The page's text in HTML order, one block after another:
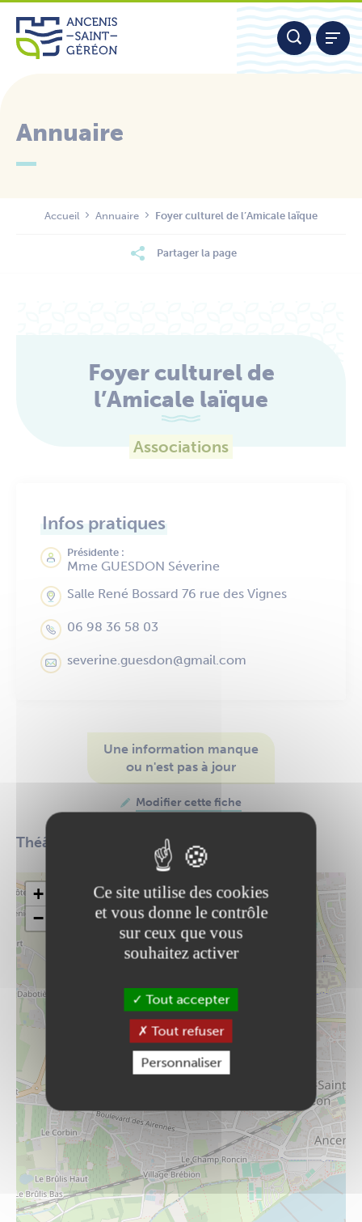
Aller
contenu
Annuaire
Accueil Annuaire Foyer culturel de l’Amicale laïque
Partager la page
Foyer culturel de
l’Amicale laïque
Associations
Infos pratiques
Présidente :
Mme GUESDON Séverine
Salle René Bossard 76 rue des Vignes
06 98 36 58 03
severine.guesdon@gmail.com
Une information manque
ou n'est pas à jour
Modifier cette fiche
Théâtre
+
−
Panneau de gestion des cookies
Ce site utilise des cookies
et vous donne le contrôle
sur ceux que vous
souhaitez activer
Tout accepter
Tout refuser
Personnaliser